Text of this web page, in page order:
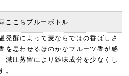
ここちブルーボトル
発酵によって麦ならではの香ばしさ
を思わせるほのかなフルーツ香が感
減圧蒸留により雑味成分を少なくし
。